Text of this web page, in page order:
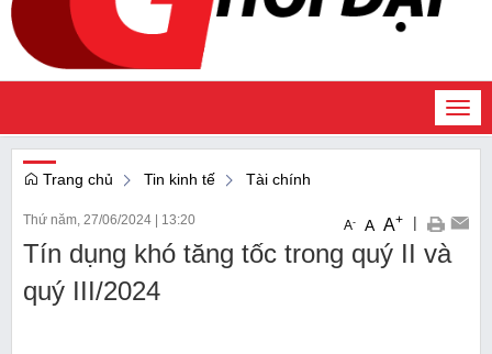
Trang chủ Tin kinh tế Tài chính
Thứ năm, 27/06/2024 13:20 A- A A+ |
Tín dụng khó tăng tốc trong quý II và
quý III/2024